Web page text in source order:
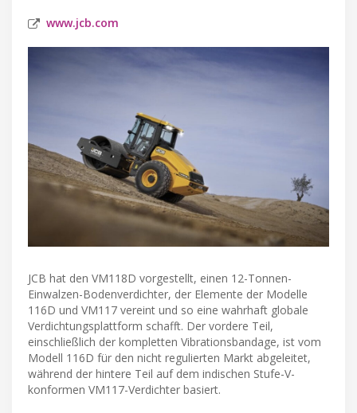
www.jcb.com
JCB hat den VM118D vorgestellt, einen 12-Tonnen-
Einwalzen-Bodenverdichter, der Elemente der Modelle
116D und VM117 vereint und so eine wahrhaft globale
Verdichtungsplattform schafft. Der vordere Teil,
einschließlich der kompletten Vibrationsbandage, ist vom
Modell 116D für den nicht regulierten Markt abgeleitet,
während der hintere Teil auf dem indischen Stufe-V-
konformen VM117-Verdichter basiert.